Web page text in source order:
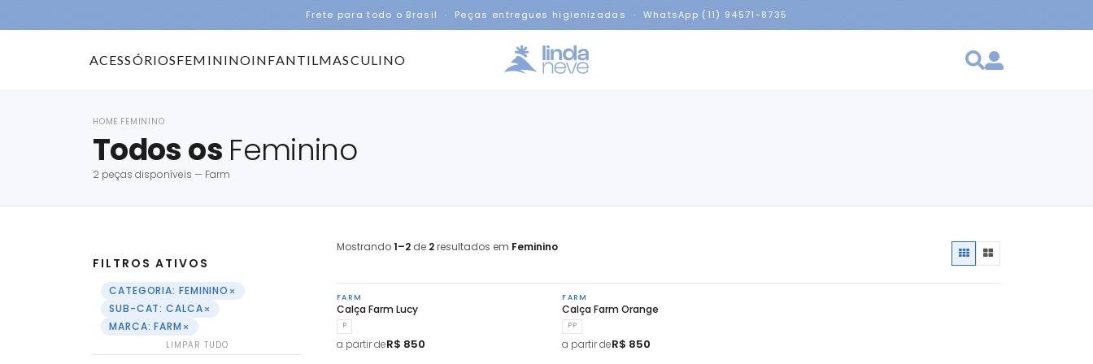
Frete para todo o Brasil · Peças entregues higienizadas · WhatsApp (11) 94571-8735
ACESSÓRIOSFEMININOINFANTILMASCULINO
HOME FEMININO
Todos os Feminino
2 peças disponíveis — Farm
FILTROS ATIVOS
CATEGORIA: FEMININO×
SUB-CAT: CALCA×
MARCA: FARM×
LIMPAR TUDO
Mostrando1–2 de 2resultados em Feminino
FARM
Calça Farm Lucy
P
a partir deR$ 850
FARM
Calça Farm Orange
PP
a partir deR$ 850